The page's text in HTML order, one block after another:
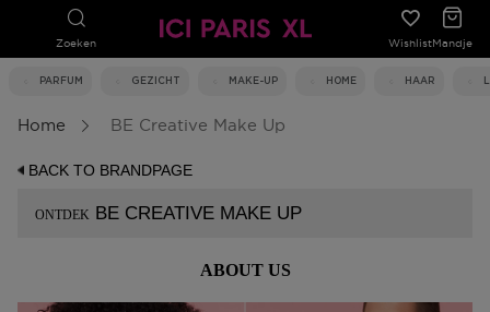
Zoeken WishlistMandje
PARFUM GEZICHT MAKE-UP HOME HAAR
Home BE Creative Make Up
BACK TO BRANDPAGE
ONTDEK BE CREATIVE MAKE UP
ABOUT US